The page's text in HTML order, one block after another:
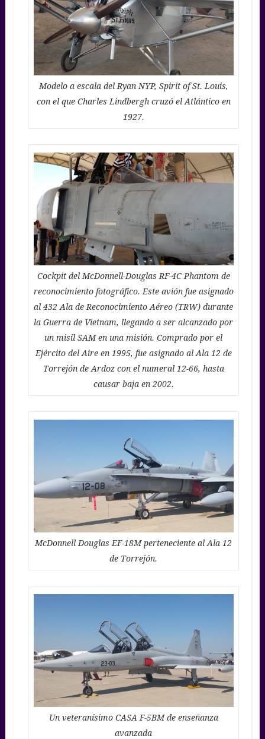
Modelo a escala del Ryan NYP, Spirit of St. Louis,
con el que Charles Lindbergh cruzó el Atlántico en
1927.
Cockpit del McDonnell-Douglas RF-4C Phantom de
reconocimiento fotográfico. Este avión fue asignado
al 432 Ala de Reconocimiento Aéreo (TRW) durante
la Guerra de Vietnam, llegando a ser alcanzado por
un misil SAM en una misión. Comprado por el
Ejército del Aire en 1995, fue asignado al Ala 12 de
Torrejón de Ardoz con el numeral 12-66, hasta
causar baja en 2002.
McDonnell Douglas EF-18M perteneciente al Ala 12
de Torrejón.
Un veteranísimo CASA F-5BM de enseñanza
avanzada